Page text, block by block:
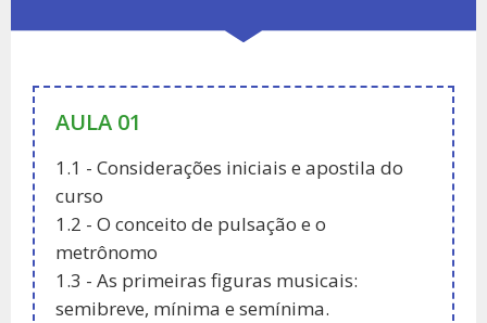
AULA 01
1.1 - Considerações iniciais e apostila do
curso
1.2 - O conceito de pulsação e o
metrônomo
1.3 - As primeiras figuras musicais:
semibreve, mínima e semínima.